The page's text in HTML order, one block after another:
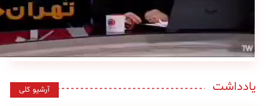
یادداشت آرشیو کلی